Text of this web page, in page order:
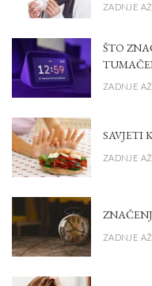
ZADNJE
ŠTO
ZADNJE
SAVJETI
ZADNJE
ZADNJE